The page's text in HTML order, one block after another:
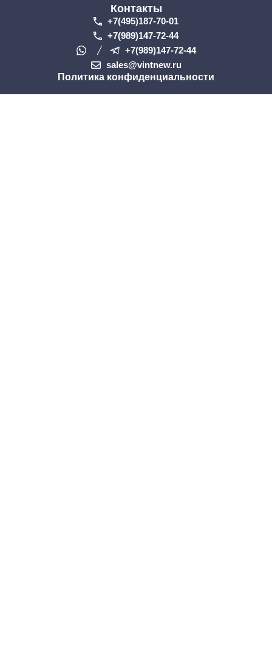
Контакты
+7(495)187-70-01
+7(989)147-72-44
+7(989)147-72-44
sales@vintnew.ru
Политика конфиденциальности